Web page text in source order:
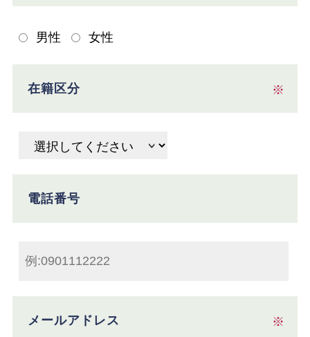
男性 女性
在籍区分 ※
電話番号
メールアドレス ※